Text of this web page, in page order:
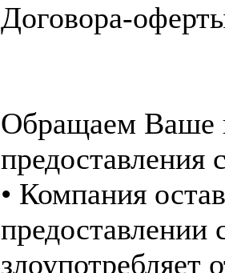
Договора-
Обращаем Ваше
предоставления
• Компания
предоставлении
злоупотребляет